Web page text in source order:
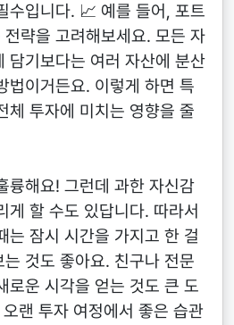
수입니다. 📈 예를 들어, 포트
략을 고려해보세요. 모든 자
담기보다는 여러 자산에 분산
법이거든요. 이렇게 하면 특
체 투자에 미치는 영향을 줄
륭해요! 그런데 과한 자신감
게 할 수도 있답니다. 따라서
는 잠시 시간을 가지고 한 걸
것도 좋아요. 친구나 전문
로운 시각을 얻는 것도 큰 도
랜 투자 여정에서 좋은 습관